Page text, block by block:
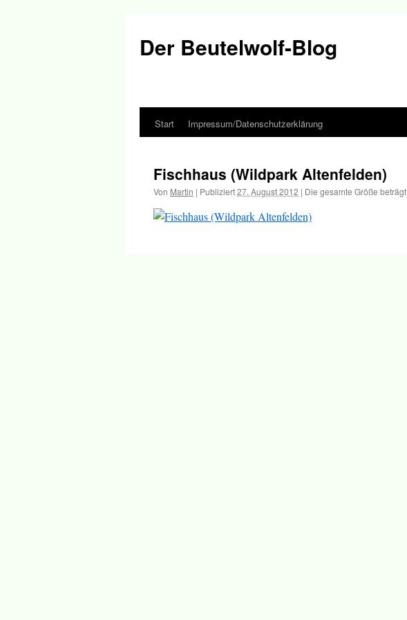
Der Beutelwolf-Blog
Springe
Inhalt
Start Impressum/Datenschutzerklärung
Fischhaus (Wildpark Altenfelden)
Von Martin | Publiziert27. August 2012 | Die gesamte Größe beträgt